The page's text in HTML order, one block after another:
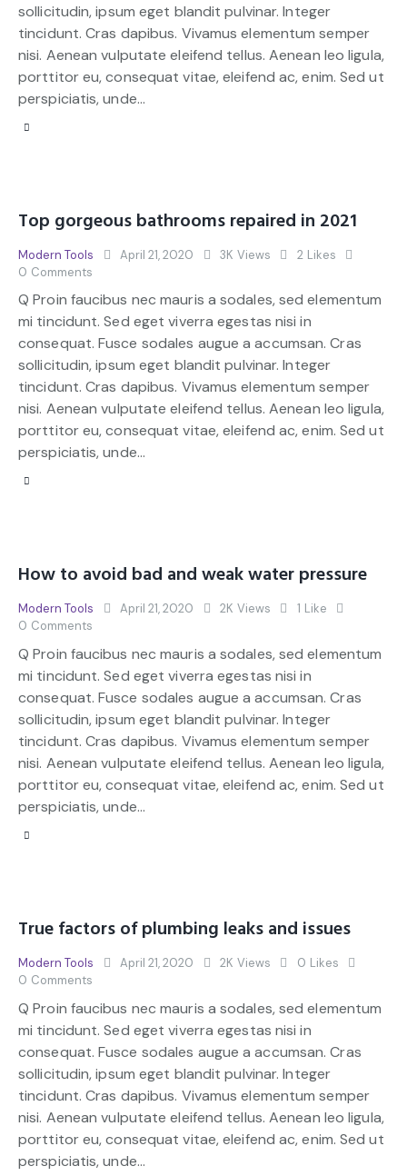
sollicitudin, ipsum eget blandit pulvinar. Integer
tincidunt. Cras dapibus. Vivamus elementum semper
nisi. Aenean vulputate eleifend tellus. Aenean leo ligula,
porttitor eu, consequat vitae, eleifend ac, enim. Sed ut
perspiciatis, unde…
Top gorgeous bathrooms repaired in 2021
Modern Tools April 21, 2020 3K Views 2 Likes
0 Comments
Q Proin faucibus nec mauris a sodales, sed elementum
mi tincidunt. Sed eget viverra egestas nisi in
consequat. Fusce sodales augue a accumsan. Cras
sollicitudin, ipsum eget blandit pulvinar. Integer
tincidunt. Cras dapibus. Vivamus elementum semper
nisi. Aenean vulputate eleifend tellus. Aenean leo ligula,
porttitor eu, consequat vitae, eleifend ac, enim. Sed ut
perspiciatis, unde…
How to avoid bad and weak water pressure
Modern Tools April 21, 2020 2K Views 1 Like
0 Comments
Q Proin faucibus nec mauris a sodales, sed elementum
mi tincidunt. Sed eget viverra egestas nisi in
consequat. Fusce sodales augue a accumsan. Cras
sollicitudin, ipsum eget blandit pulvinar. Integer
tincidunt. Cras dapibus. Vivamus elementum semper
nisi. Aenean vulputate eleifend tellus. Aenean leo ligula,
porttitor eu, consequat vitae, eleifend ac, enim. Sed ut
perspiciatis, unde…
True factors of plumbing leaks and issues
Modern Tools April 21, 2020 2K Views 0 Likes
0 Comments
Q Proin faucibus nec mauris a sodales, sed elementum
mi tincidunt. Sed eget viverra egestas nisi in
consequat. Fusce sodales augue a accumsan. Cras
sollicitudin, ipsum eget blandit pulvinar. Integer
tincidunt. Cras dapibus. Vivamus elementum semper
nisi. Aenean vulputate eleifend tellus. Aenean leo ligula,
porttitor eu, consequat vitae, eleifend ac, enim. Sed ut
perspiciatis, unde…